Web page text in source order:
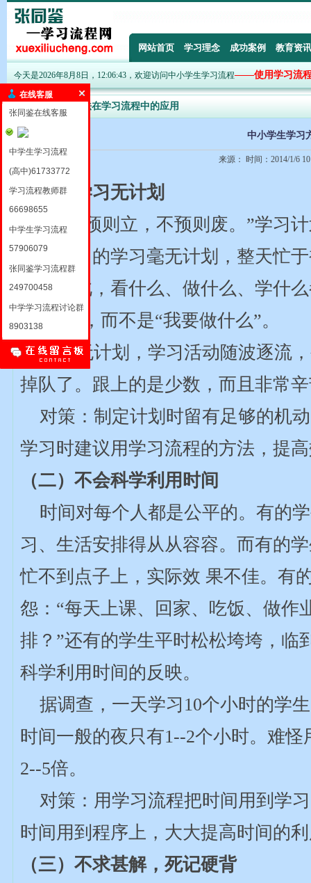
网站首页 学习理念 成功案例 教育资讯
今天是2026年8月8日，12:06:43，欢迎访问中小学生学习流程——使用学习流程
各种学习方法在学习流程中的应用
中小学生学习
来源： 时间：2014/1/6
（一）学习无计划
“凡事预则立，不预则废。”学习
生对自己的学习毫无计划，整天忙
排。因此，看什么、做什么、学什
做什么”，而不是“我要做什么”。
学习无计划，学习活动随波逐流
掉队了。跟上的是少数，而且非常
对策：制定计划时留有足够的机
学习时建议用学习流程的方法，提
（二）不会科学利用时间
时间对每个人都是公平的。有的
习、生活安排得从从容容。而有的
忙不到点子上，实际效 果不佳。有
怨：“每天上课、回家、吃饭、做作
排？”还有的学生平时松松垮垮，临
科学利用时间的反映。
据调查，一天学习10个小时的学
时间一般的夜只有1--2个小时。难
2--5倍。
对策：用学习流程把时间用到学
时间用到程序上，大大提高时间的
（三）不求甚解，死记硬背
在线客服
张同鉴在线客服
中学生学习流程
(高中)61733772
学习流程教师群
66698655
中学生学习流程
57906079
张同鉴学习流程群
249700458
中学学习流程讨论群
8903138